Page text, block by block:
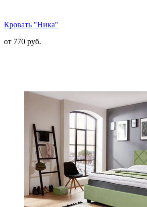
Кровать "Ника"
от 770 руб.